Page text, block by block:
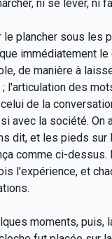
ni se lever, ni
plancher sous les
immédiatement
de manière à
l'articulation des
de la
avec la société. On
dit, et les pieds
comme ci-
l'expérience, et
moments, puis,